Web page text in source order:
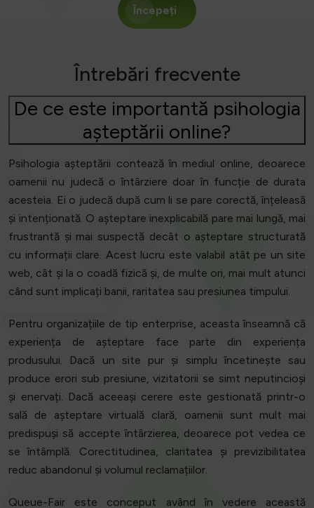
Începeți
Întrebări frecvente
De ce este importantă psihologia
așteptării online?
Psihologia așteptării contează în mediul online, deoarece
oamenii nu judecă o întârziere doar în funcție de durata
acesteia. Ei o judecă după cum li se pare corectă, înțeleasă
și intenționată. O așteptare inexplicabilă pare mai lungă, mai
frustrantă și mai suspectă decât o așteptare structurată
cu informații clare. Acest lucru este valabil atât pe un site
web, cât și la o coadă fizică și, de multe ori, mai mult atunci
când sunt implicați banii, raritatea sau presiunea timpului.
Pentru organizațiile de tip enterprise, aceasta înseamnă că
experiența de așteptare face parte din experiența
produsului. Dacă un site pur și simplu încetinește sau
produce erori sub presiune, vizitatorii se simt neputincioși
și enervați. Dacă aceeași cerere este gestionată printr-o
sală de așteptare virtuală clară, oamenii sunt mult mai
predispuși să accepte întârzierea, deoarece pot vedea ce
se întâmplă. Corectitudinea, claritatea și previzibilitatea
reduc abandonul și volumul reclamațiilor.
Queue-Fair este conceput având în vedere această